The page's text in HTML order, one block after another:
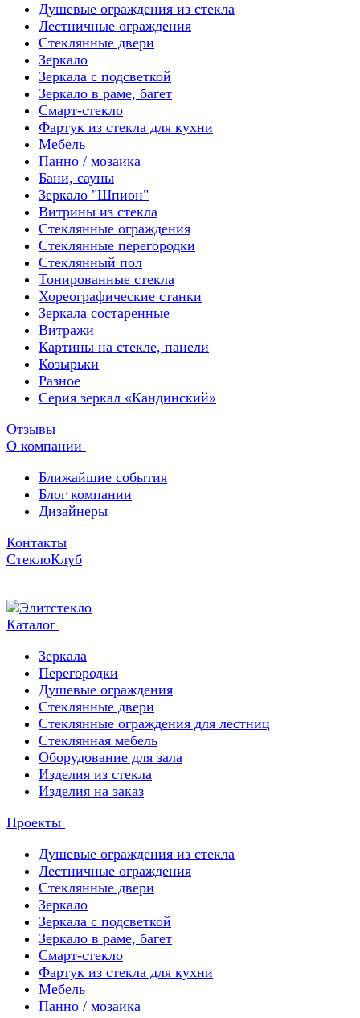
Душевые ограждения из стекла
Лестничные ограждения
Стеклянные двери
Зеркало
Зеркала с подсветкой
Зеркало в раме, багет
Смарт-стекло
Фартук из стекла для кухни
Мебель
Панно / мозаика
Бани, сауны
Зеркало "Шпион"
Витрины из стекла
Стеклянные ограждения
Стеклянные перегородки
Стеклянный пол
Тонированные стекла
Хореографические станки
Зеркала состаренные
Витражи
Картины на стекле, панели
Козырьки
Разное
Серия зеркал «Кандинский»
Отзывы
О компании
Ближайшие события
Блог компании
Дизайнеры
Контакты
СтеклоКлуб
Каталог
Зеркала
Перегородки
Душевые ограждения
Стеклянные двери
Стеклянные ограждения для лестниц
Стеклянная мебель
Оборудование для зала
Изделия из стекла
Изделия на заказ
Проекты
Душевые ограждения из стекла
Лестничные ограждения
Стеклянные двери
Зеркало
Зеркала с подсветкой
Зеркало в раме, багет
Смарт-стекло
Фартук из стекла для кухни
Мебель
Панно / мозаика